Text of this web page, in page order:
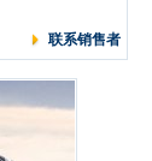
联系销售者